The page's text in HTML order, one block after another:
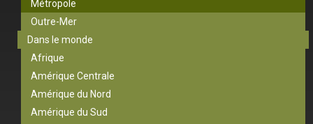
Métropole
Outre-Mer
Dans le monde
Afrique
Amérique Centrale
Amérique du Nord
Amérique du Sud